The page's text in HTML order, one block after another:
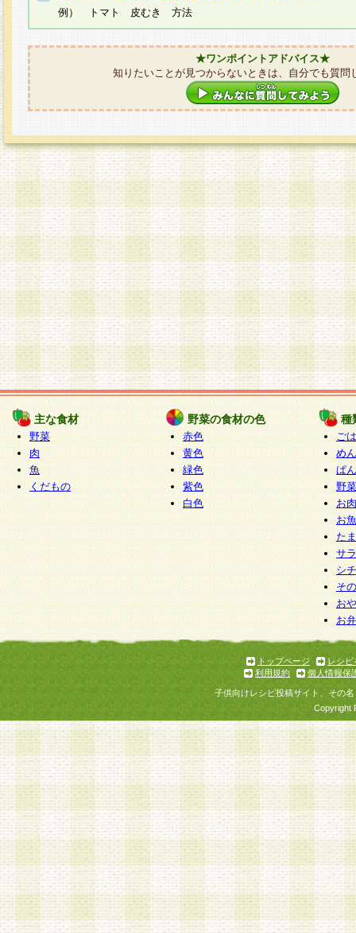
例） トマト 皮むき 方法
★ワンポイントアドバイス★
知りたいことが見つからないときは、自分でも質問
主な食材
野菜
肉
魚
くだもの
野菜の食材の色
赤色
黄色
緑色
紫色
白色
種
ご
めん
ぱん
野
お
お
た
サ
シ
そ
お
お
トップページ
レシピ
利用規約
個人情報保
子供向けレシピ投稿サイト、その
Copyright